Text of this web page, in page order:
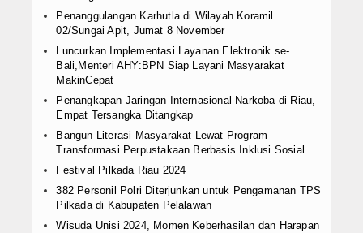
Penanggulangan Karhutla di Wilayah Koramil
02/Sungai Apit, Jumat 8 November
Luncurkan Implementasi Layanan Elektronik se-
Bali,Menteri AHY:BPN Siap Layani Masyarakat
MakinCepat
Penangkapan Jaringan Internasional Narkoba di Riau,
Empat Tersangka Ditangkap
Bangun Literasi Masyarakat Lewat Program
Transformasi Perpustakaan Berbasis Inklusi Sosial
Festival Pilkada Riau 2024
382 Personil Polri Diterjunkan untuk Pengamanan TPS
Pilkada di Kabupaten Pelalawan
Wisuda Unisi 2024, Momen Keberhasilan dan Harapan